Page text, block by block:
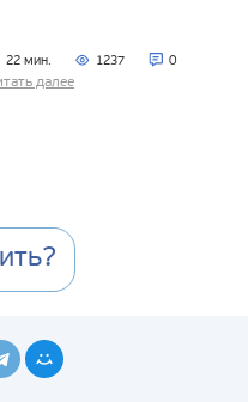
22 мин. 1237 0
далее